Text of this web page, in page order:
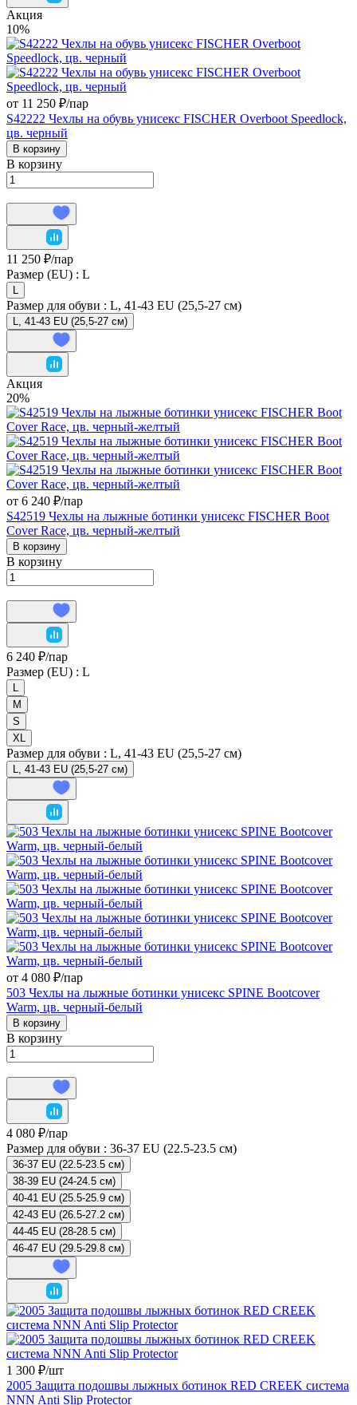
Акция
10%
от 11 250 ₽/пар
S42222 Чехлы на обувь унисекс FISCHER Overboot Speedlock,
цв. черный
В корзину
В корзину
11 250 ₽/пар
Размер (EU) : L
Размер для обуви : L, 41-43 EU (25,5-27 см)
L, 41-43 EU (25,5-27 см)
Акция
20%
от 6 240 ₽/пар
S42519 Чехлы на лыжные ботинки унисекс FISCHER Boot
Cover Race, цв. черный-желтый
В корзину
В корзину
6 240 ₽/пар
Размер (EU) : L
M
S
XL
Размер для обуви : L, 41-43 EU (25,5-27 см)
L, 41-43 EU (25,5-27 см)
от 4 080 ₽/пар
503 Чехлы на лыжные ботинки унисекс SPINE Bootсover
Warm, цв. черный-белый
В корзину
В корзину
4 080 ₽/пар
Размер для обуви : 36-37 EU (22.5-23.5 см)
36-37 EU (22.5-23.5 см)
38-39 EU (24-24.5 см)
40-41 EU (25.5-25.9 см)
42-43 EU (26.5-27.2 см)
44-45 EU (28-28.5 см)
46-47 EU (29.5-29.8 см)
1 300 ₽/шт
2005 Защита подошвы лыжных ботинок RED CREEK система
NNN Anti Slip Protector